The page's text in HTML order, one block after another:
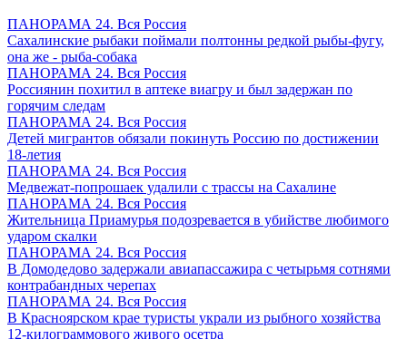
ПАНОРАМА 24. Вся Россия
Сахалинские рыбаки поймали полтонны редкой рыбы-фугу,
она же - рыба-собака
ПАНОРАМА 24. Вся Россия
Россиянин похитил в аптеке виагру и был задержан по
горячим следам
ПАНОРАМА 24. Вся Россия
Детей мигрантов обязали покинуть Россию по достижении
18-летия
ПАНОРАМА 24. Вся Россия
Медвежат-попрошаек удалили с трассы на Сахалине
ПАНОРАМА 24. Вся Россия
Жительница Приамурья подозревается в убийстве любимого
ударом скалки
ПАНОРАМА 24. Вся Россия
В Домодедово задержали авиапассажира с четырьмя сотнями
контрабандных черепах
ПАНОРАМА 24. Вся Россия
В Красноярском крае туристы украли из рыбного хозяйства
12-килограммового живого осетра